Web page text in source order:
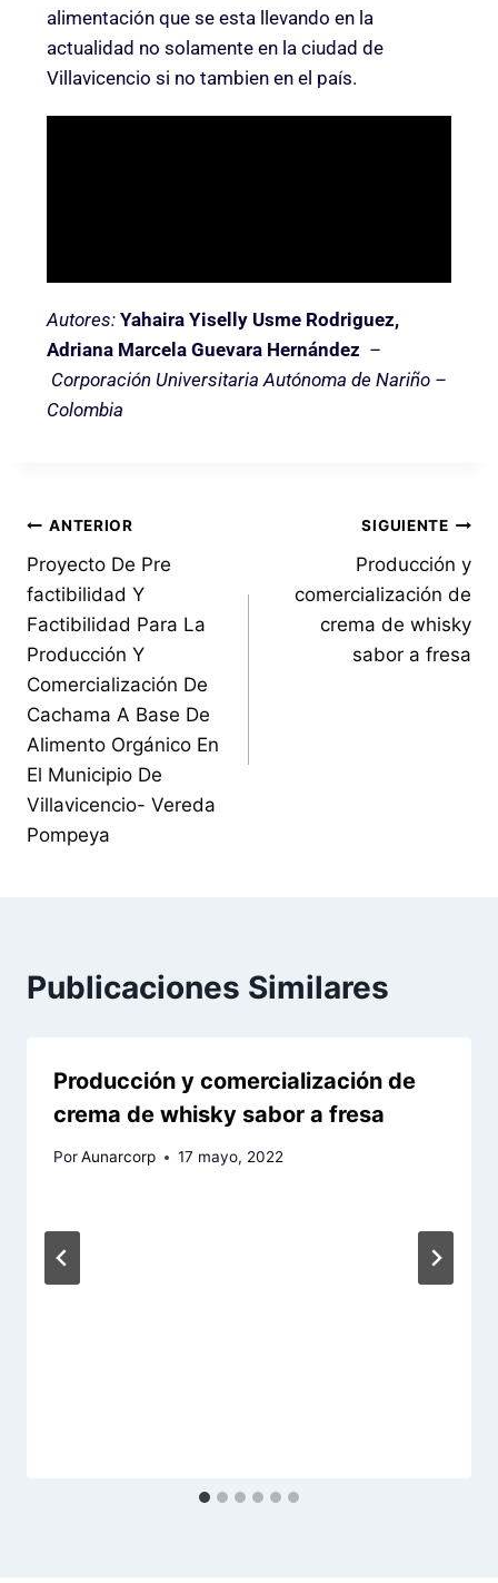
alimentación que se esta llevando en la
actualidad no solamente en la ciudad de
Villavicencio si no tambien en el país.
Autores: Yahaira Yiselly Usme Rodriguez,
Adriana Marcela Guevara Hernández –
Corporación Universitaria Autónoma de Nariño –
Colombia
ANTERIOR
Proyecto De Pre
factibilidad Y
Factibilidad Para La
Producción Y
Comercialización De
Cachama A Base De
Alimento Orgánico En
El Municipio De
Villavicencio- Vereda
Pompeya
SIGUIENTE
Producción y
comercialización de
crema de whisky
sabor a fresa
Publicaciones Similares
Producción y comercialización de
crema de whisky sabor a fresa
PorAunarcorp 17 mayo, 2022